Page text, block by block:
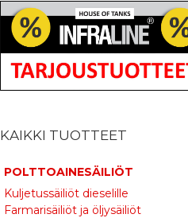
KAIKKI TUOTTEET
POLTTOAINESÄILIÖT
Kuljetussäiliöt dieselille
Farmarisäiliöt ja öljysäiliöt